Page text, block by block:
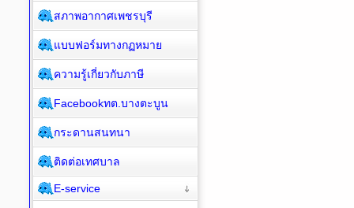
สภาพอากาศเพชรบุรี
แบบฟอร์มทางกฏหมาย
ความรู้เกี่ยวกับภาษี
Facebookทต.บางตะบูน
กระดานสนทนา
ติดต่อเทศบาล
E-service